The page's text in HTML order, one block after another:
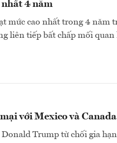
nhất 4 năm
mức cao nhất trong 4 năm
liên tiếp bất chấp mối quan
với Mexico và Canada
Trump từ chối gia